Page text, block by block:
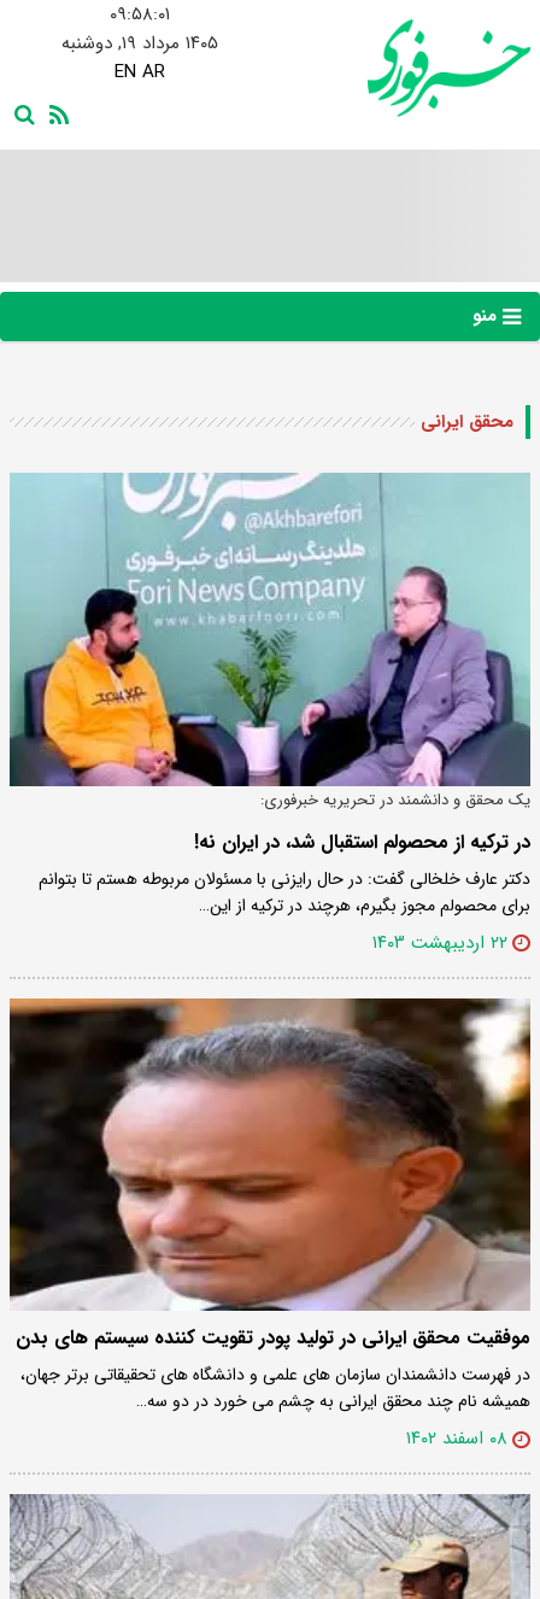
۰۹:۵۸:۰۲
۱۴۰۵ مرداد ۱۹, دوشنبه
EN AR
منو
محقق ایرانی
یک محقق و دانشمند در تحریریه خبرفوری:
در ترکیه از محصولم استقبال شد، در ایران نه!
دکتر عارف خلخالی گفت: در حال رایزنی با مسئولان مربوطه هستم تا بتوانم
برای محصولم مجوز بگیرم، هرچند در ترکیه از این…
۲۲ اردیبهشت ۱۴۰۳
موفقیت محقق ایرانی در تولید پودر تقویت کننده سیستم های بدن
در فهرست دانشمندان سازمان های علمی و دانشگاه های تحقیقاتی برتر جهان،
همیشه نام چند محقق ایرانی به چشم می خورد در دو سه…
۰۸ اسفند ۱۴۰۲